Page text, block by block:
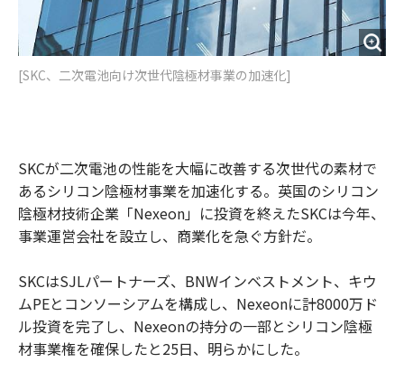
[SKC、二次電池向け次世代陰極材事業の加速化]
SKCが二次電池の性能を大幅に改善する次世代の素材で
あるシリコン陰極材事業を加速化する。英国のシリコン
陰極材技術企業「Nexeon」に投資を終えたSKCは今年、
事業運営会社を設立し、商業化を急ぐ方針だ。
SKCはSJLパートナーズ、BNWインベストメント、キウ
ムPEとコンソーシアムを構成し、Nexeonに計8000万ド
ル投資を完了し、Nexeonの持分の一部とシリコン陰極
材事業権を確保したと25日、明らかにした。